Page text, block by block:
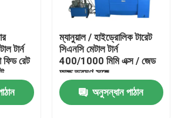
টার্ন
ফিড রেট
ম্যানুয়াল / হাইড্রোলিক টারেট
সিএনসি মেটাল টার্ন
400/1000 মিমি এক্স / জেড
অক্ষ ভ্রমণ সঙ্গে
অনুসন্ধান পাঠান